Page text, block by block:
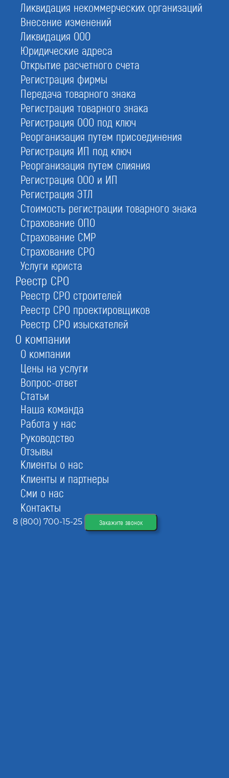
Ликвидация некоммерческих организаций
Внесение изменений
Ликвидация ООО
Юридические адреса
Открытие расчетного счета
Регистрация фирмы
Передача товарного знака
Регистрация товарного знака
Регистрация ООО под ключ
Реорганизация путем присоединения
Регистрация ИП под ключ
Реорганизация путем слияния
Регистрация ООО и ИП
Регистрация ЭТЛ
Стоимость регистрации товарного знака
Страхование ОПО
Страхование СМР
Страхование СРО
Услуги юриста
Реестр СРО
Реестр СРО строителей
Реестр СРО проектировщиков
Реестр СРО изыскателей
О компании
О компании
Цены на услуги
Вопрос-ответ
Статьи
Наша команда
Работа у нас
Руководство
Отзывы
Клиенты о нас
Клиенты и партнеры
Сми о нас
Контакты
8 (800) 700-15-25 Закажите звонок
Регистрация фирмы
Регистрация нового ООО в 2026 году
Первый шаг в бизнесе – регистрация. Как
правило, предприниматели оформляют ИП или
ООО (общество с ограниченной
ответственностью).
«СтройЮрист» готов предложить услуги
регистрации ООО под ключ. Наши специалисты
помогут разобраться с юридическими
тонкостями, определиться с видом
деятельности, подбором наименования,
выбором системы налогообложения и
зарегистрировать ООО.
Стоимость регистрации ООО
Стандарт